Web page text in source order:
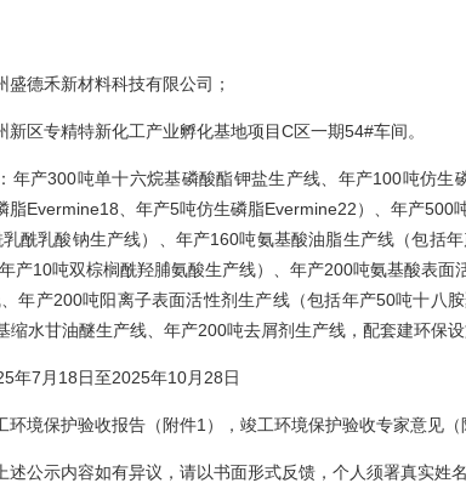
盛德禾新材料科技有限公司；
新区专精特新化工产业孵化基地项目C区一期54#车间。
年产300吨单十六烷基磷酸酯钾盐生产线、年产100吨仿
脂Evermine18、年产5吨仿生磷脂Evermine22）、年产
酰乳酸钠生产线）、年产160吨氨基酸油脂生产线（包括
产10吨双棕榈酰羟脯氨酸生产线）、年产200吨氨基酸表
年产200吨阳离子表面活性剂生产线（包括年产50吨十八
缩水甘油醚生产线、年产200吨去屑剂生产线，配套建环保设
5年7月18日至2025年10月28日
环境保护验收报告（附件1），竣工环境保护验收专家意见（
述公示内容如有异议，请以书面形式反馈，个人须署真实姓